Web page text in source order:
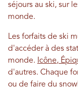
séjours au ski, sur
monde.
Les forfaits de ski
d'accéder à des
monde. Icône,
d'autres. Chaque
ou de faire du